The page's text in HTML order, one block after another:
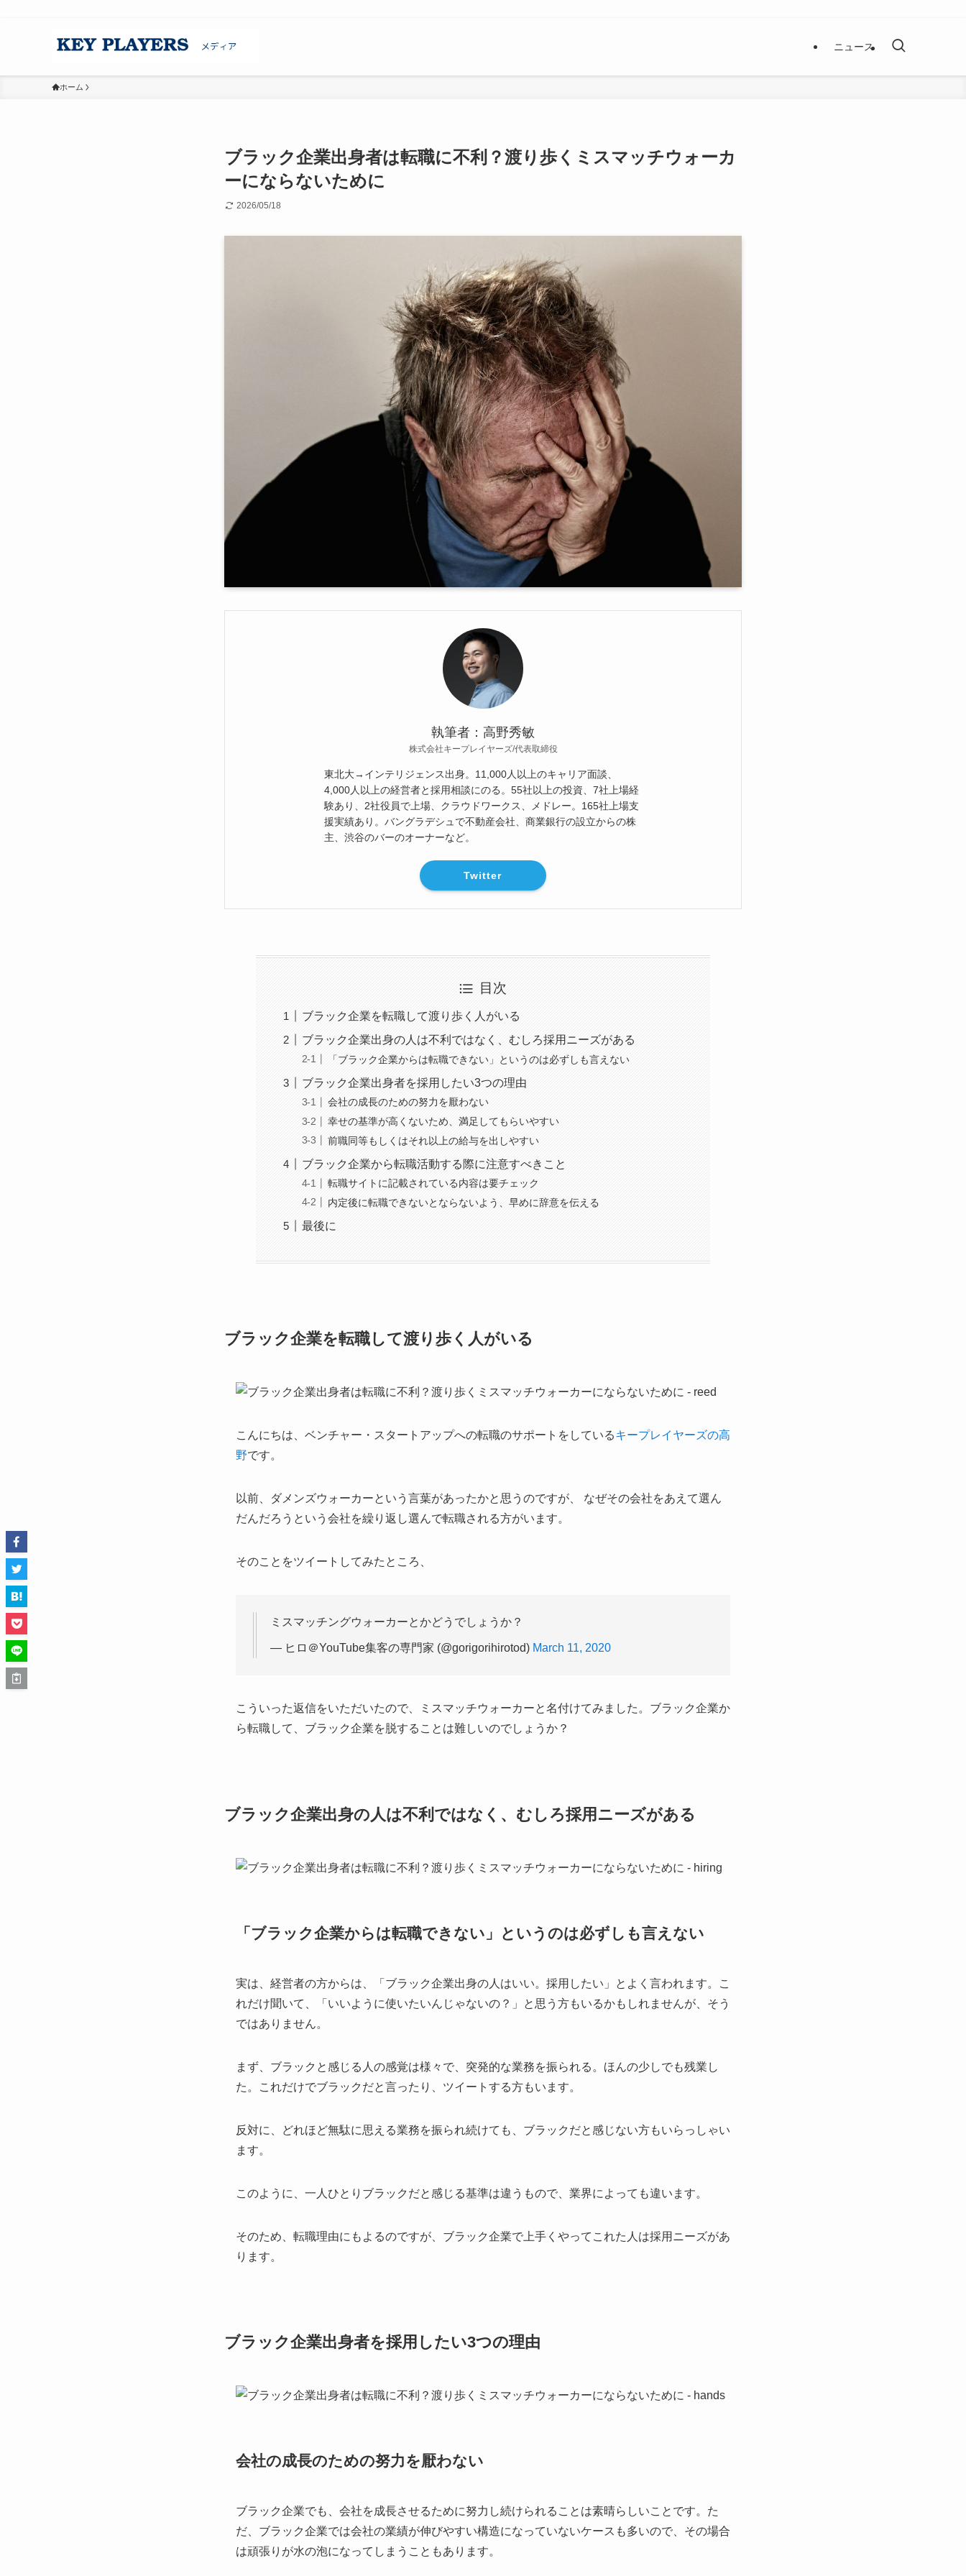
ニュース
ホーム
ブラック企業出身者は転職に不利？渡り歩くミスマッチウォーカ
ーにならないために
2026/05/18
執筆者：高野秀敏
株式会社キープレイヤーズ/代表取締役
東北大→インテリジェンス出身。11,000人以上のキャリア面談、
4,000人以上の経営者と採用相談にのる。55社以上の投資、7社上場経
験あり、2社役員で上場、クラウドワークス、メドレー。165社上場支
援実績あり。バングラデシュで不動産会社、商業銀行の設立からの株
主、渋谷のバーのオーナーなど。
Twitter
目次
ブラック企業を転職して渡り歩く人がいる
ブラック企業出身の人は不利ではなく、むしろ採用ニーズがある
「ブラック企業からは転職できない」というのは必ずしも言えない
ブラック企業出身者を採用したい3つの理由
会社の成長のための努力を厭わない
幸せの基準が高くないため、満足してもらいやすい
前職同等もしくはそれ以上の給与を出しやすい
ブラック企業から転職活動する際に注意すべきこと
転職サイトに記載されている内容は要チェック
内定後に転職できないとならないよう、早めに辞意を伝える
最後に
ブラック企業を転職して渡り歩く人がいる
こんにちは、ベンチャー・スタートアップへの転職のサポートをしているキープレイヤーズの高
野です。
以前、ダメンズウォーカーという言葉があったかと思うのですが、 なぜその会社をあえて選ん
だんだろうという会社を繰り返し選んで転職される方がいます。
そのことをツイートしてみたところ、
ミスマッチングウォーカーとかどうでしょうか？
— ヒロ＠YouTube集客の専門家 (@gorigorihirotod) March 11, 2020
こういった返信をいただいたので、ミスマッチウォーカーと名付けてみました。ブラック企業か
ら転職して、ブラック企業を脱することは難しいのでしょうか？
ブラック企業出身の人は不利ではなく、むしろ採用ニーズがある
「ブラック企業からは転職できない」というのは必ずしも言えない
実は、経営者の方からは、「ブラック企業出身の人はいい。採用したい」とよく言われます。こ
れだけ聞いて、「いいように使いたいんじゃないの？」と思う方もいるかもしれませんが、そう
ではありません。
まず、ブラックと感じる人の感覚は様々で、突発的な業務を振られる。ほんの少しでも残業し
た。これだけでブラックだと言ったり、ツイートする方もいます。
反対に、どれほど無駄に思える業務を振られ続けても、ブラックだと感じない方もいらっしゃい
ます。
このように、一人ひとりブラックだと感じる基準は違うもので、業界によっても違います。
そのため、転職理由にもよるのですが、ブラック企業で上手くやってこれた人は採用ニーズがあ
ります。
ブラック企業出身者を採用したい3つの理由
会社の成長のための努力を厭わない
ブラック企業でも、会社を成長させるために努力し続けられることは素晴らしいことです。た
だ、ブラック企業では会社の業績が伸びやすい構造になっていないケースも多いので、その場合
は頑張りが水の泡になってしまうこともあります。